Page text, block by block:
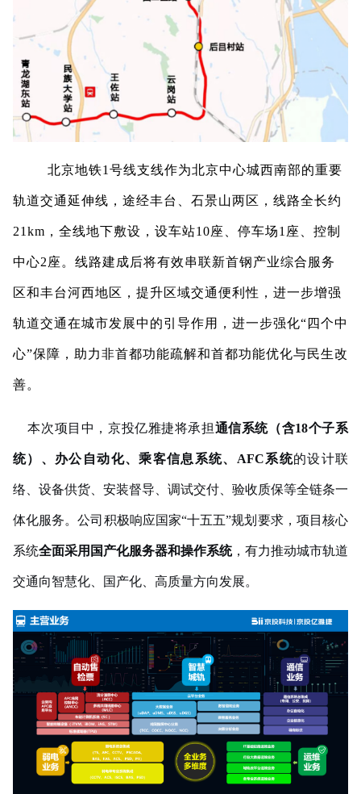
北京地铁1号线支线作为北京中心城西南部的重要
轨道交通延伸线，途经丰台 石景山两区 ， 线路全长约
21km ， 全线地下敷设， 设车站10座 停车场1座 控制
中心2 座。 线路建成后将有效串联新首钢产业综合服务
区和丰台河西地区 ，提升区域交通便利性，进一步增强
轨道交通在城市发展中的引导作用， 进一步强化“四个中
心”保障，助力非首都功能疏解和首都功能优化与民生改
善。
本次项目中，京投亿雅捷将承担通信系统 （含18个子系
统）、 办公自动化、乘客信息系统、 AFC系统的设计联
络、 设备供货、安装督导、调试交付 、验收质保等全链条一
体化服务。公司积极响应国家“十五五”规划要求， 项目 核心
系统全面采用国产化服务器和操作系统 ，有力推动城市轨道
交通向智慧化、国产化、高质量方向发展。